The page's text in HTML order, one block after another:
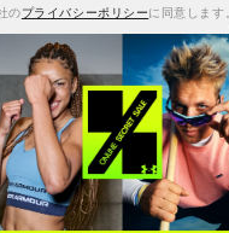
ツ
のプライバシーポリシーに同意します
取引法に基づく通販の表記